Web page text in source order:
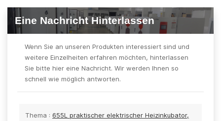
Eine Nachricht Hinterlassen
Wenn Sie an unseren Produkten interessiert sind und
weitere Einzelheiten erfahren möchten, hinterlassen
Sie bitte hier eine Nachricht. Wir werden Ihnen so
schnell wie möglich antworten.
Thema : 655L praktischer elektrischer Heizinkubator,